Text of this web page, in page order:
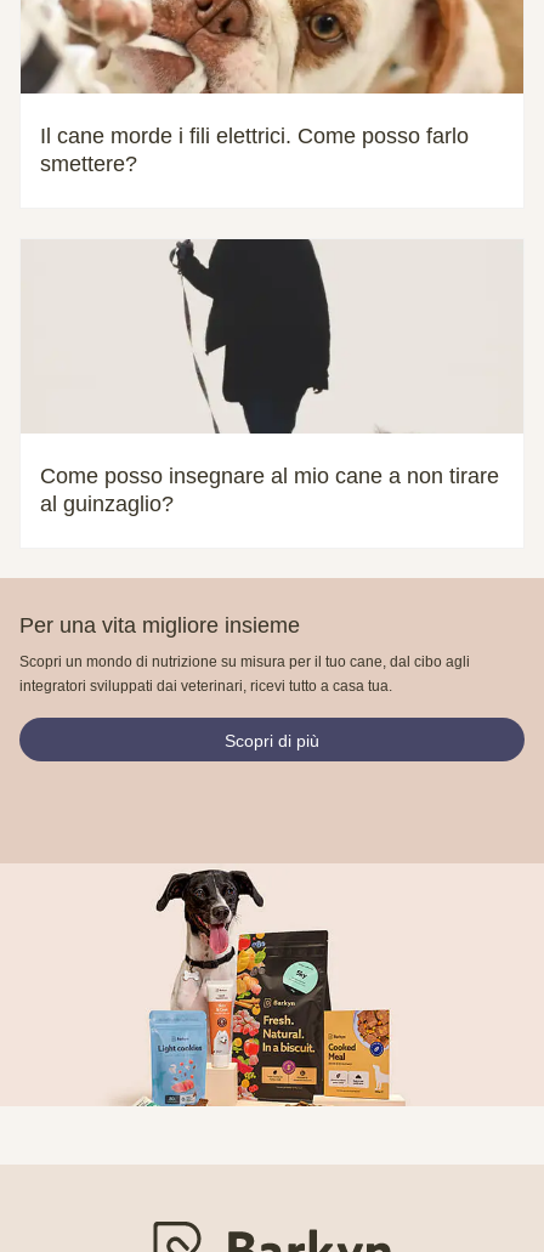
Il cane morde i fili elettrici. Come posso farlo
smettere?
Come posso insegnare al mio cane a non tirare
al guinzaglio?
Per una vita migliore insieme
Scopri un mondo di nutrizione su misura per il tuo cane, dal cibo agli
integratori sviluppati dai veterinari, ricevi tutto a casa tua.
Scopri di più